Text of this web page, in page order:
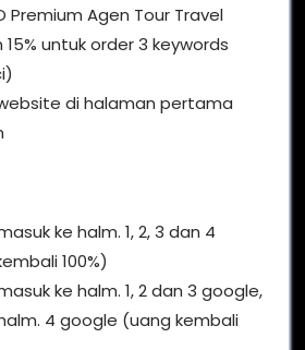
Premium Agen Tour Travel
15% untuk order 3 keywords
di halaman pertama
ke halm. 1, 2, 3 dan 4
100%)
ke halm. 1, 2 dan 3 google,
4 google (uang kembali